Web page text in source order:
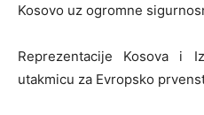
Kosovo uz ogromne
Reprezentacije Kosova i
utakmicu za Evropsko